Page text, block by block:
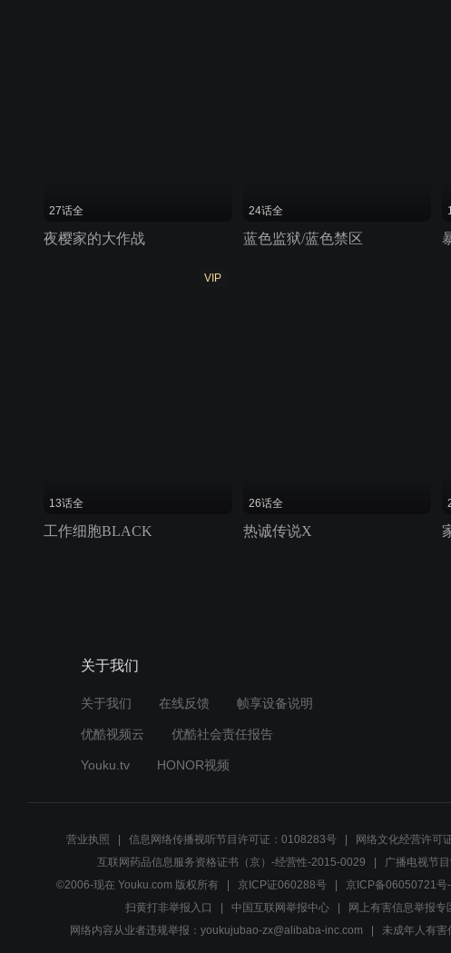
27话全
夜樱家的大作战
24话全
蓝色监狱/蓝色禁区
VIP
13话全
工作细胞BLACK
26话全
热诚传说X
关于我们
关于我们 在线反馈 帧享设备说明
优酷视频云 优酷社会责任报告
Youku.tv HONOR视频
营业执照 信息网络传播视听节目许可证：0108283号 网络文化经营许可
互联网药品信息服务资格证书（京）-经营性-2015-0029
广播电视节
©2006-现在 Youku.com 版权所有
京ICP证060288号 京ICP备06050721号
扫黄打非举报入口
中国互联网举报中心 网上有害信息举报专
网络内容从业者违规举报：youkujubao-zx@alibaba-inc.com
未成年人有